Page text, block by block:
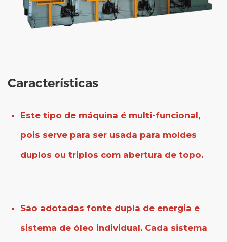
Características
Este tipo de máquina é multi-funcional,
pois serve para ser usada para moldes
duplos ou triplos com abertura de topo.
São adotadas fonte dupla de energia e
sistema de óleo individual. Cada sistema